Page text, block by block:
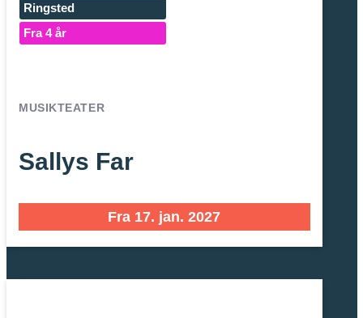
Ringsted
Fra 4 år
MUSIKTEATER
Sallys Far
Fra 17. jan. 2027